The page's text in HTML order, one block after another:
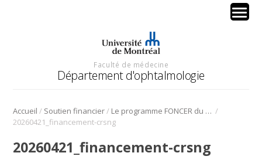
Faculté de médecine
Département d'ophtalmologie
Accueil / Soutien financier/ Le programme FONCER du CRSNG soutient Benjamin Haley /
20260421_financement-crsng
20260421_financement-crsng